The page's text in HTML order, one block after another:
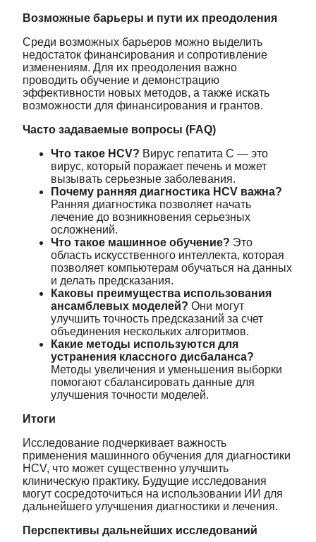
Возможные барьеры и пути их преодоления
Среди возможных барьеров можно выделить
недостаток финансирования и сопротивление
изменениям. Для их преодоления важно
проводить обучение и демонстрацию
эффективности новых методов, а также искать
возможности для финансирования и грантов.
Часто задаваемые вопросы (FAQ)
Что такое HCV? Вирус гепатита C — это
вирус, который поражает печень и может
вызывать серьезные заболевания.
Почему ранняя диагностика HCV важна?
Ранняя диагностика позволяет начать
лечение до возникновения серьезных
осложнений.
Что такое машинное обучение? Это
область искусственного интеллекта, которая
позволяет компьютерам обучаться на данных
и делать предсказания.
Каковы преимущества использования
ансамблевых моделей? Они могут
улучшить точность предсказаний за счет
объединения нескольких алгоритмов.
Какие методы используются для
устранения классного дисбаланса?
Методы увеличения и уменьшения выборки
помогают сбалансировать данные для
улучшения точности моделей.
Итоги
Исследование подчеркивает важность
применения машинного обучения для диагностики
HCV, что может существенно улучшить
клиническую практику. Будущие исследования
могут сосредоточиться на использовании ИИ для
дальнейшего улучшения диагностики и лечения.
Перспективы дальнейших исследований